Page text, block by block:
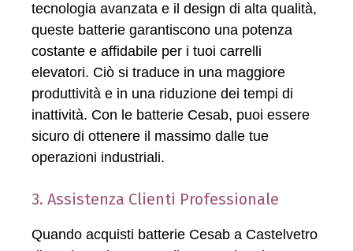
tecnologia avanzata e il design di alta qualità,
queste batterie garantiscono una potenza
costante e affidabile per i tuoi carrelli
elevatori. Ciò si traduce in una maggiore
produttività e in una riduzione dei tempi di
inattività. Con le batterie Cesab, puoi essere
sicuro di ottenere il massimo dalle tue
operazioni industriali.
3. Assistenza Clienti Professionale
Quando acquisti batterie Cesab a Castelvetro